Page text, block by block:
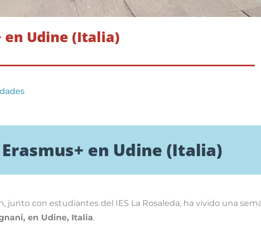
en Udine (Italia)
en Udine (Italia)
, junto con estudiantes del IES La Rosaleda, ha vivido una
, en Udine, Italia.